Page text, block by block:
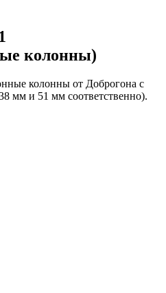
колонны)
колонны от Доброгона с
мм и 51 мм соответственно).